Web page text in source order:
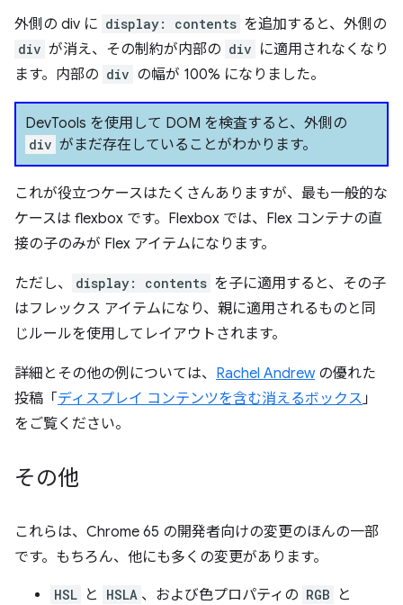
外側の div に display: contents を追加すると、外側の
div が消え、その制約が内部の div に適用されなくなり
ます。内部の div の幅が 100% になりました。
DevTools を使用して DOM を検査すると、外側の
div がまだ存在していることがわかります。
これが役立つケースはたくさんありますが、最も一般的な
ケースは flexbox です。Flexbox では、Flex コンテナの直
接の子のみが Flex アイテムになります。
ただし、 display: contents を子に適用すると、その子
はフレックス アイテムになり、親に適用されるものと同
じルールを使用してレイアウトされます。
詳細とその他の例については、 Rachel Andrewの優れた
投稿「ディスプレイ コンテンツを含む消えるボックス」
をご覧ください。
その他
これらは、Chrome 65 の開発者向けの変更のほんの一部
です。もちろん、他にも多くの変更があります。
HSL と HSLA 、および色プロパティの RGB と